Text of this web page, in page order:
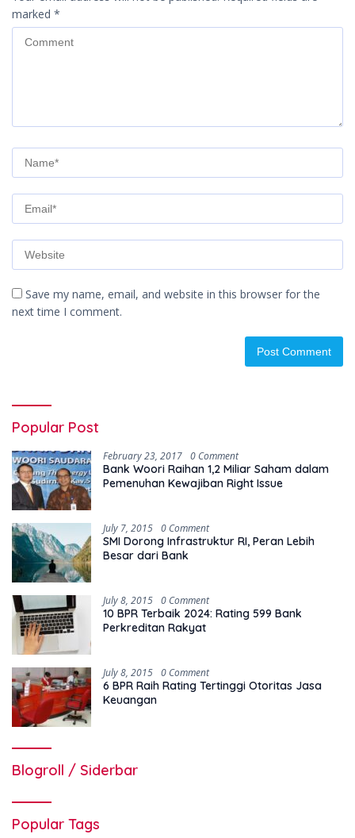
marked *
Save my name, email, and website in this browser for the
next time I comment.
Popular Post
February 23, 2017 0 Comment
Bank Woori Raihan 1,2 Miliar Saham dalam
Pemenuhan Kewajiban Right Issue
July 7, 2015 0 Comment
SMI Dorong Infrastruktur RI, Peran Lebih
Besar dari Bank
July 8, 2015 0 Comment
10 BPR Terbaik 2024: Rating 599 Bank
Perkreditan Rakyat
July 8, 2015 0 Comment
6 BPR Raih Rating Tertinggi Otoritas Jasa
Keuangan
Blogroll / Siderbar
Popular Tags